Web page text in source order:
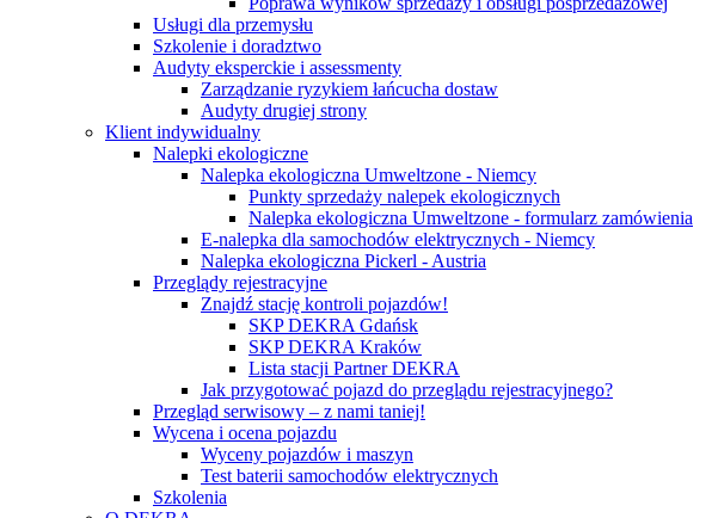
Usługi dla przemysłu
Szkolenie i doradztwo
Audyty eksperckie i assessmenty
Zarządzanie ryzykiem łańcucha dostaw
Audyty drugiej strony
Klient indywidualny
Nalepki ekologiczne
Nalepka ekologiczna Umweltzone - Niemcy
Punkty sprzedaży nalepek ekologicznych
Nalepka ekologiczna Umweltzone - formularz zamówienia
E-nalepka dla samochodów elektrycznych - Niemcy
Nalepka ekologiczna Pickerl - Austria
Przeglądy rejestracyjne
Znajdź stację kontroli pojazdów!
SKP DEKRA Gdańsk
SKP DEKRA Kraków
Lista stacji Partner DEKRA
Jak przygotować pojazd do przeglądu rejestracyjnego?
Przegląd serwisowy – z nami taniej!
Wycena i ocena pojazdu
Wyceny pojazdów i maszyn
Test baterii samochodów elektrycznych
Szkolenia